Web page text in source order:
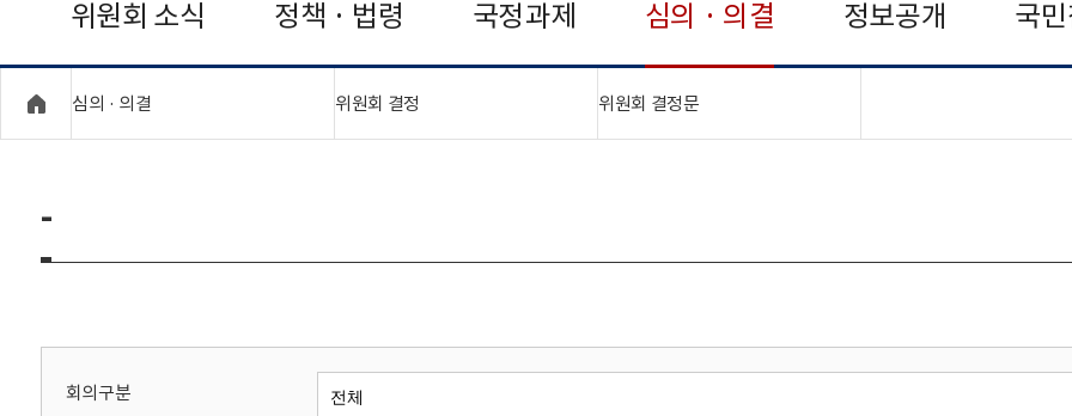
보
보
위
회
위원회 소식 정책 · 법령 국정과제 심의 · 의결 정보공개 국
심의 · 의결 위원회 결정 위원회 결정문"접기,펼치기"
-
회의구분